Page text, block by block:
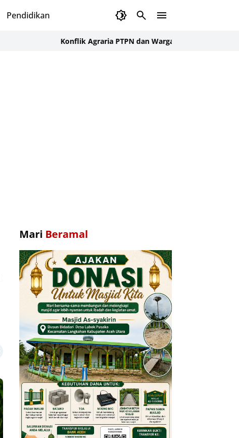
Pendidikan
Konflik Agraria PTPN dan Warga Cot Girek Aceh Utara
Mari Beramal